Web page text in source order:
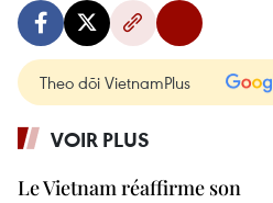
Theo dõi VietnamPlus
VOIR PLUS
Le Vietnam réaffirme son